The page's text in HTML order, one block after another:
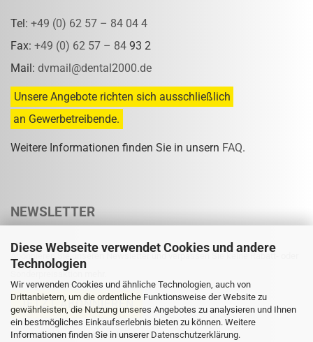
Diese Webseite verwendet Cookies und andere
Technologien
Wir verwenden Cookies und ähnliche Technologien, auch von
Drittanbietern, um die ordentliche Funktionsweise der Website zu
gewährleisten, die Nutzung unseres Angebotes zu analysieren und Ihnen
ein bestmögliches Einkaufserlebnis bieten zu können. Weitere
Informationen finden Sie in unserer Datenschutzerklärung.
Tel: +49 (0) 62 57 – 84 04 4
Fax: +49 (0) 62 57 – 84 93 2
Mail: dvmail@dental2000.de
Unsere Angebote richten sich ausschließlich
an Gewerbetreibende.
Weitere Informationen finden Sie in unsern FAQ.
NEWSLETTER
Abonnieren Sie unseren Newsletter und verpassen Sie keine Rabatt- oder
Sonderpreisaktion mehr.
Eine Abmeldung ist jederzeit möglich.